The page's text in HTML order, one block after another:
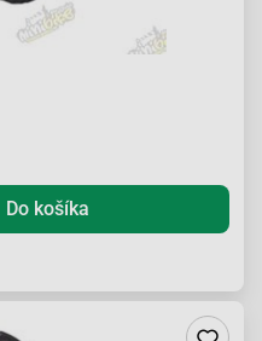
Do košíka